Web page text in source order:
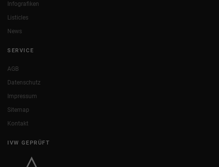
Infografiken
Listicles
News
SERVICE
AGB
Datenschutz
Impressum
Sitemap
Kontakt
IVW GEPRÜFT